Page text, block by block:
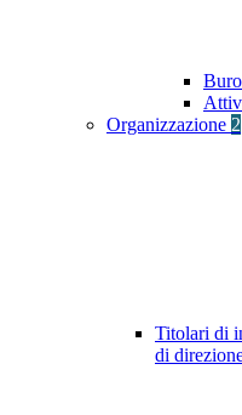
Organizzazione 2
Titolari di
di